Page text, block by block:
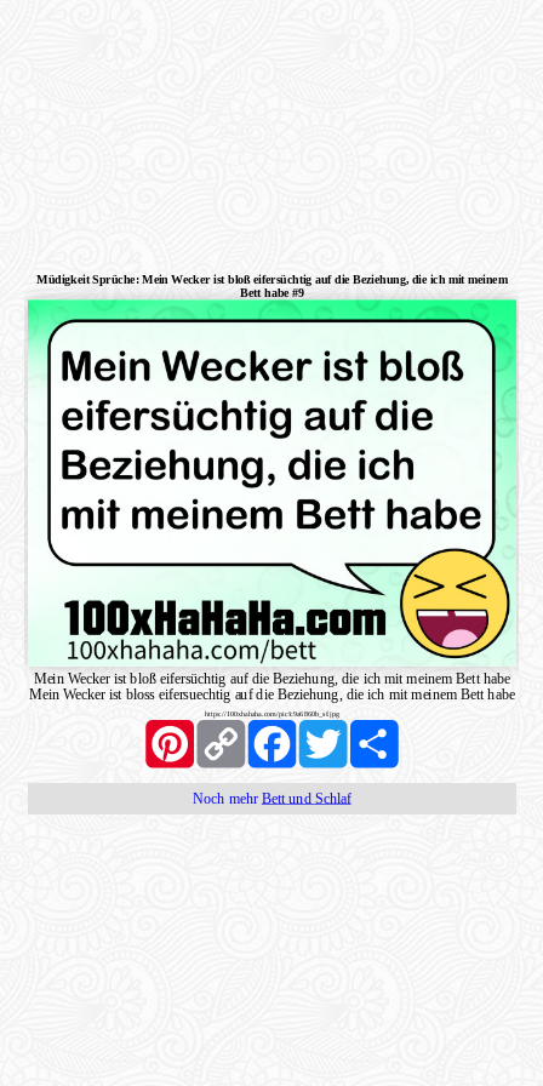
Müdigkeit Sprüche: Mein Wecker ist bloß eifersüchtig auf die Beziehung, die ich mit meinem
Bett habe #9
Mein Wecker ist bloß eifersüchtig auf die Beziehung, die ich mit meinem Bett habe
Mein Wecker ist bloss eifersuechtig auf die Beziehung, die ich mit meinem Bett habe
https://100xhahaha.com/pic!c9a6860b_sf.jpg
PinterestCopy
Link
FacebookTwitter Share
Noch mehr Bett und Schlaf